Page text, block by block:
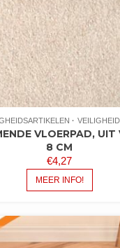
VLOERPAD, UIT
8 CM
€4,27
MEER INFO!